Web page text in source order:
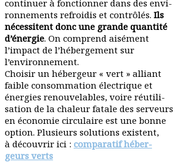
continuer à fonc­tionner dans des envi­
ron­ne­ments refroidis et contrôlés. Ils
néces­sitent donc une grande quantité
d’énergie. On comprend aisément
l’impact de l’hébergement sur
l’environnement.
Choisir un hébergeur « vert » alliant
faible consom­mation élec­trique et
énergies renou­ve­lables, voire réuti­li­
sation de la chaleur fatale des serveurs
en économie circu­laire est une bonne
option. Plusieurs solu­tions existent,
à découvrir ici : compa­ratif héber­
geurs verts